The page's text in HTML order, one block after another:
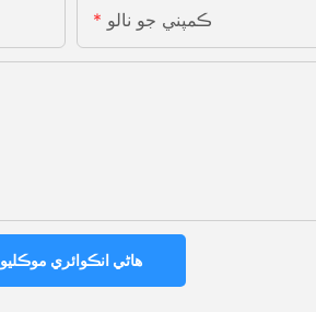
ڪمپني جو نالو
هاڻي انڪوائري موڪليو